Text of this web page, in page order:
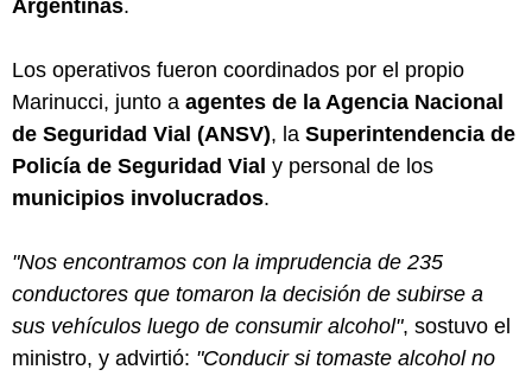
Argentinas.
Los operativos fueron coordinados por el propio
Marinucci, junto a agentes de la Agencia Nacional
de Seguridad Vial (ANSV), la Superintendencia de
Policía de Seguridad Vial y personal de los
municipios involucrados.
"Nos encontramos con la imprudencia de 235
conductores que tomaron la decisión de subirse a
sus vehículos luego de consumir alcohol", sostuvo el
ministro, y advirtió: "Conducir si tomaste alcohol no